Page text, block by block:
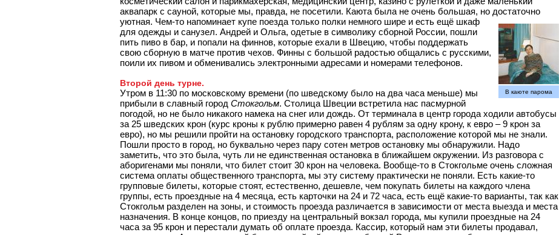
аквапарк с сауной, которые мы, правда, не посетили. Каюта была не очень большая, но достаточно
уютная.
В каюте парома
Чем-то напоминает купе поезда только полки немного шире и есть ещё шкаф
для одежды и санузел. Андрей и Ольга, одетые в символику сборной России, пошли
пить пиво в бар, и попали на финнов, которые ехали в Швецию, чтобы поддержать
свою сборную в матче против чехов. Финны с большой радостью общались с русскими,
поили их пивом и обменивались электронными адресами и номерами телефонов.
Второй день турне.
Утром в 11:30 по московскому времени (по шведскому было на два часа меньше) мы
прибыли в славный город Стокгольм. Столица Швеции встретила нас пасмурной
погодой, но не было никакого намека на снег или дождь. От терминала в центр города ходили автобусы
за 25 шведских крон (курс кроны к рублю примерно равен 4 рублям за одну крону, к евро – 9 крон за
евро), но мы решили пройти на остановку городского транспорта, расположение которой мы не знали.
Пошли просто в город, но буквально через пару сотен метров остановку мы обнаружили. Надо
заметить, что это была, чуть ли не единственная остановка в ближайшем окружении. Из разговора с
аборигенами мы поняли, что билет стоит 30 крон на человека. Вообще-то в Стокгольме очень сложная
система оплаты общественного транспорта, мы эту систему практически не поняли. Есть какие-то
групповые билеты, которые стоят, естественно, дешевле, чем покупать билеты на каждого члена
группы, есть проездные на 4 месяца, есть карточки на 24 и 72 часа, есть ещё какие-то варианты, так как
Стокгольм разделен на зоны, и стоимость проезда различается в зависимости от места выезда и места
назначения. В конце концов, по приезду на центральный вокзал города, мы купили проездные на 24
часа за 95 крон и перестали думать об оплате проезда. Кассир, который нам эти билеты продавал,